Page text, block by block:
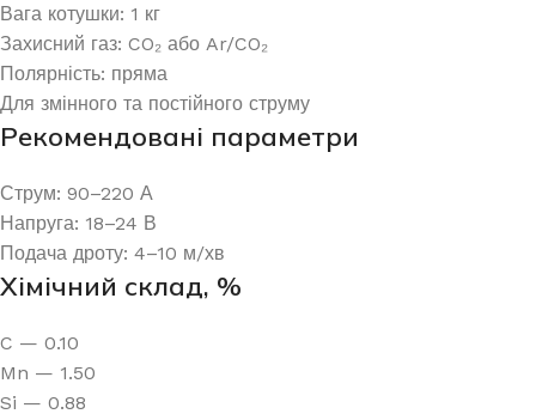
Вага котушки: 1 кг
Захисний газ: CO₂ або Ar/CO₂
Полярність: пряма
Для змінного та постійного струму
Рекомендовані параметри
Струм: 90–220 А
Напруга: 18–24 В
Подача дроту: 4–10 м/хв
Хімічний склад, %
C — 0.10
Mn — 1.50
Si — 0.88